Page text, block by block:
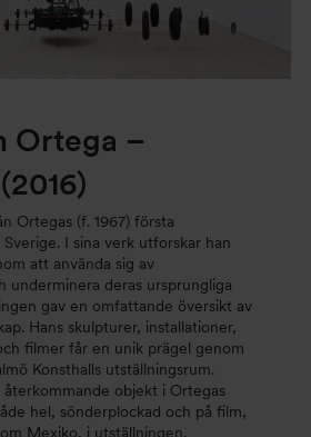
Ortega –
Ortegas (f. 1967) första
I sina verk utforskar han
att använda sig av
underminera deras ursprungliga
gav en omfattande översikt av
Hans skulpturer, installationer,
filmer får en unik prägel genom
Konsthalls utställningsrum.
återkommande objekt i Ortegas
hel, sönderplockad och på film,
Mexiko, i utställningen.